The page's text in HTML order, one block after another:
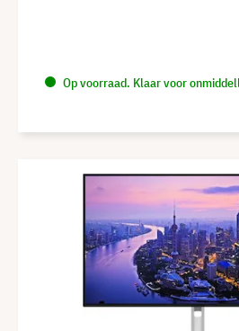
Op voorraad. Klaar voor